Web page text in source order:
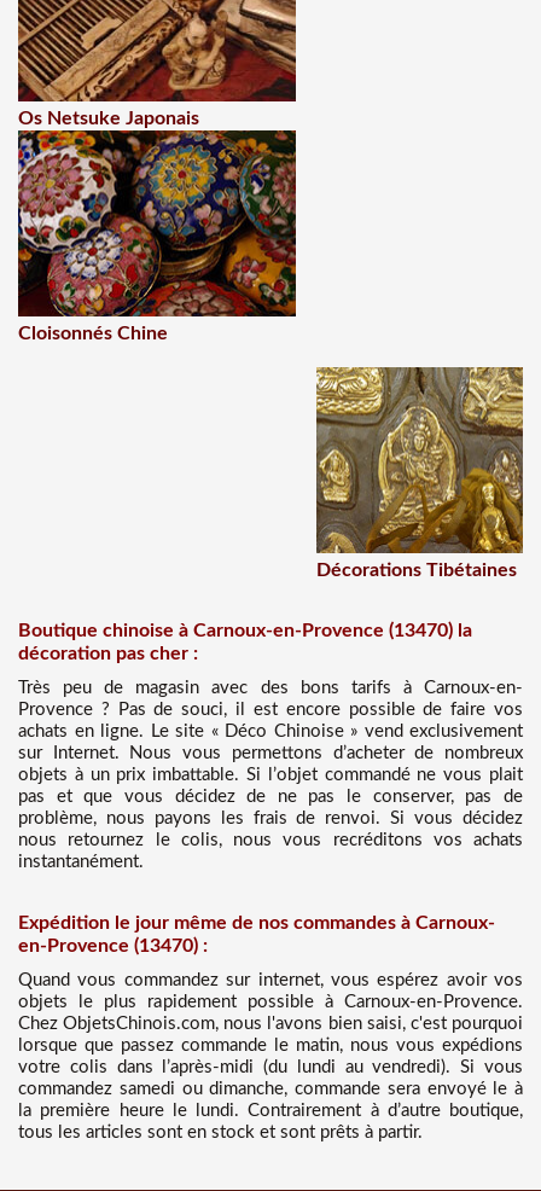
Os Netsuke Japonais
Cloisonnés Chine
Décorations Tibétaines
Boutique chinoise à Carnoux-en-Provence (13470) la
décoration pas cher :
Très peu de magasin avec des bons tarifs à Carnoux-en-
Provence ? Pas de souci, il est encore possible de faire vos
achats en ligne. Le site « Déco Chinoise » vend exclusivement
sur Internet. Nous vous permettons d’acheter de nombreux
objets à un prix imbattable. Si l’objet commandé ne vous plait
pas et que vous décidez de ne pas le conserver, pas de
problème, nous payons les frais de renvoi. Si vous décidez
nous retournez le colis, nous vous recréditons vos achats
instantanément.
Expédition le jour même de nos commandes à Carnoux-
en-Provence (13470) :
Quand vous commandez sur internet, vous espérez avoir vos
objets le plus rapidement possible à Carnoux-en-Provence.
Chez ObjetsChinois.com, nous l'avons bien saisi, c'est pourquoi
lorsque que passez commande le matin, nous vous expédions
votre colis dans l’après-midi (du lundi au vendredi). Si vous
commandez samedi ou dimanche, commande sera envoyé le à
la première heure le lundi. Contrairement à d’autre boutique,
tous les articles sont en stock et sont prêts à partir.